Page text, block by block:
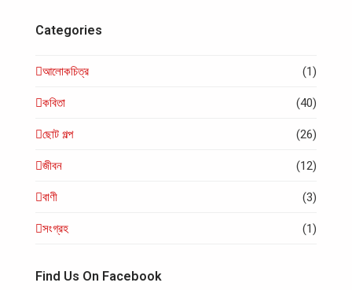
Categories
আলোকচিত্র (1)
কবিতা (40)
ছোট গল্প (26)
জীবন (12)
বাণী (3)
সংগ্রহ (1)
Find Us On Facebook